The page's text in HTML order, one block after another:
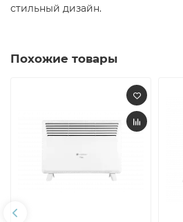
стильный дизайн.
Похожие товары